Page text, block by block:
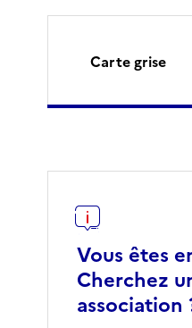
Carte grise
Vous êtes
Cherchez
association